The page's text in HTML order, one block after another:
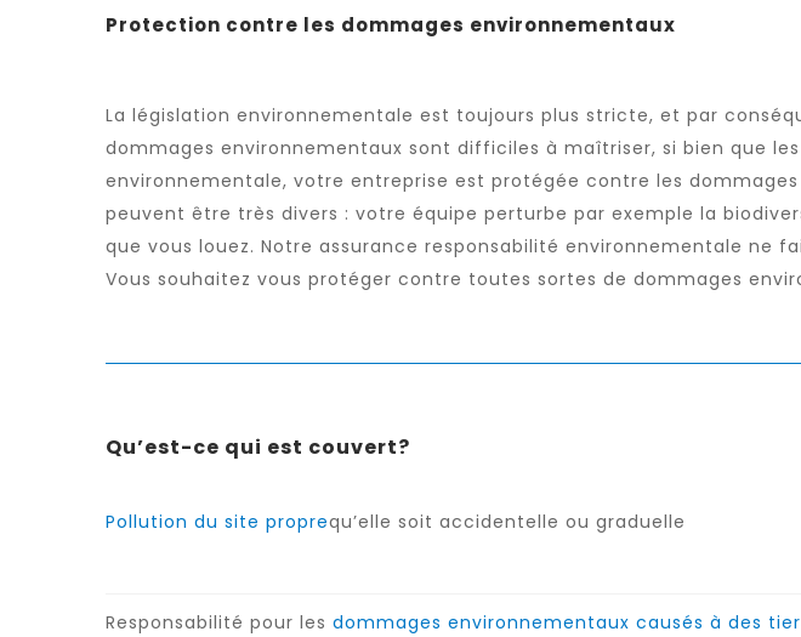
Protection contre les dommages environnementaux
La législation environnementale est toujours plus stricte, et par
dommages environnementaux sont difficiles à maîtriser, si bien que
environnementale, votre entreprise est protégée contre les
peuvent être très divers : votre équipe perturbe par exemple la
que vous louez. Notre assurance responsabilité environnementale ne
Vous souhaitez vous protéger contre toutes sortes de dommages
Qu’est-ce qui est couvert?
Pollution du site proprequ’elle soit accidentelle ou graduelle
Responsabilité pour les dommages environnementaux causés à des